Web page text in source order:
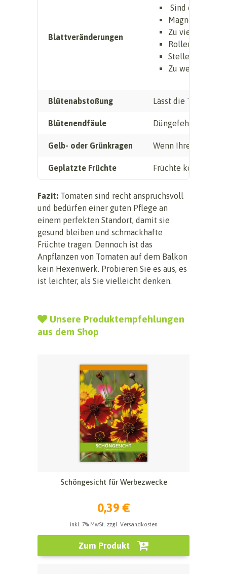
Blattveränderungen
Sind die
Zu viel Sonne
Rollen sich die
Stellen Sie
Zu wenig
Blütenabstoßung Lässt die
Blütenendfäule Düngefehler
Gelb- oder Grünkragen Wenn Ihre
Geplatzte Früchte Früchte können
Fazit: Tomaten sind recht anspruchsvoll
und bedürfen einer guten Pflege an
einem perfekten Standort, damit sie
gesund bleiben und schmackhafte
Früchte tragen. Dennoch ist das
Anpflanzen von Tomaten auf dem Balkon
kein Hexenwerk. Probieren Sie es aus, es
ist leichter, als Sie vielleicht denken.
Unsere Produktempfehlungen
aus dem Shop
Schöngesicht für Werbezwecke
0,39 €
inkl. 7% MwSt. zzgl. Versandkosten
Zum Produkt